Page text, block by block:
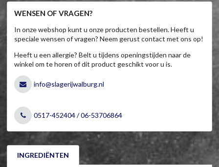
WENSEN OF VRAGEN?
In onze webshop kunt u onze producten bestellen. Heeft u
speciale wensen of vragen? Neem gerust contact met ons op!
Heeft u een allergie? Belt u tijdens openingstijden naar de
winkel om te horen of dit product geschikt voor u is.
info@slagerijwalburg.nl
0517-452404 / 06-53706864
INGREDIËNTEN